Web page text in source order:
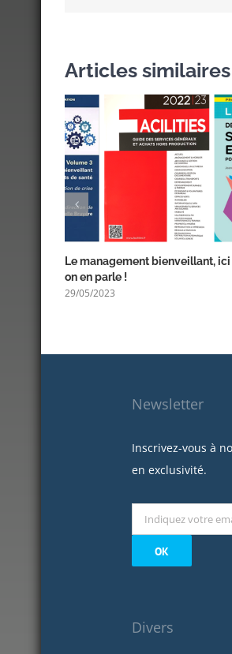
Articles similaires
Le management bienveillant, ici
on en parle !
29/05/2023
Newsletter
Inscrivez-vous à
en exclusivité.
Divers